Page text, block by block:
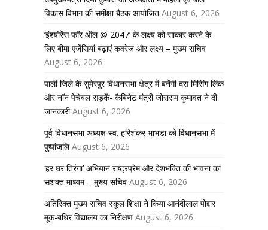
विकास विभाग की समीक्षा बैठक आयोजित August 6, 2026
‘इंश्योरेंस फॉर ऑल @ 2047’ के लक्ष्य को साकार करने के
लिए बीमा एजेंसियां बढ़ाएं कवरेज और लक्ष्य – मुख्य सचिव
August 6, 2026
पाली जिले के सुमेरपुर विधानसभा क्षेत्र में बनेंगी दस मिसिंग लिंक
और नॉन पेचेबल सड़कें- कैबिनेट मंत्री जोराराम कुमावत ने दी
जानकारी August 6, 2026
पूर्व विधानसभा अध्यक्ष स्व. हरिशंकर भाभड़ा को विधानसभा में
पुष्पांजलि August 6, 2026
‘हर घर तिरंगा’ अभियान राष्ट्रप्रेम और देशभक्ति की भावना का
सशक्त माध्यम – मुख्य सचिव August 6, 2026
अतिरिक्त मुख्य सचिव स्कूल शिक्षा ने किया आनंदीलाल पोद्दार
मूक-बधिर विद्यालय का निरीक्षण August 6, 2026